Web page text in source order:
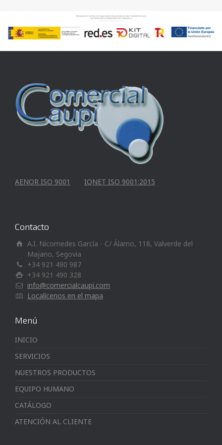
AENOR ISO 9001 IQNET ISO 9001:2015
Contacto
A.I. Nicomedes García - C/ Álamo, 118, Valverde del
Majano, Segovia
+34 921 490 987
+34 921 490 328
info@comercialcaupi.com
Localícenos en el mapa
Menú
INICIO
SERVICIOS
NUESTROS PRODUCTOS
EQUIPO HUMANO
CATÁLOGO
ATENCIÓN AL CLIENTE